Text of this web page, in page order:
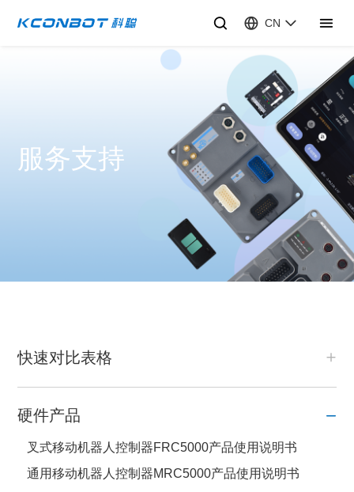
CN
服务支持
快速对比表格
硬件产品
叉式移动机器人控制器FRC5000产品使用说明书
通用移动机器人控制器MRC5000产品使用说明书